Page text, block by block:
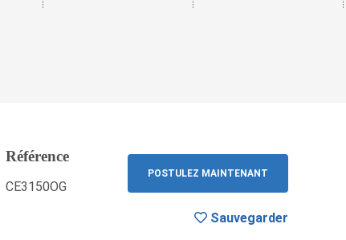
Sauvegarder
Référence
CE3150OG
POSTULEZ MAINTENANT
Sauvegarder